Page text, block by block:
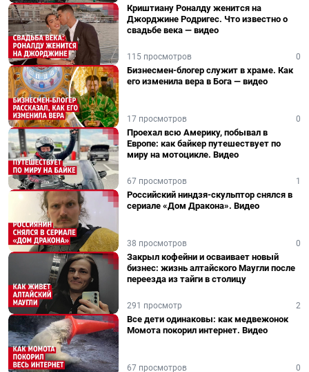
Криштиану Роналду женится на
Джорджине Родригес. Что известно о
свадьбе века — видео
115 просмотров 0
Бизнесмен-блогер служит в храме. Как
его изменила вера в Бога — видео
17 просмотров 0
Проехал всю Америку, побывал в
Европе: как байкер путешествует по
миру на мотоцикле. Видео
67 просмотров 1
Российский ниндзя-скульптор снялся в
сериале «Дом Дракона». Видео
38 просмотров 0
Закрыл кофейни и осваивает новый
бизнес: жизнь алтайского Маугли после
переезда из тайги в столицу
291 просмотр 2
Все дети одинаковы: как медвежонок
Момота покорил интернет. Видео
67 просмотров 0